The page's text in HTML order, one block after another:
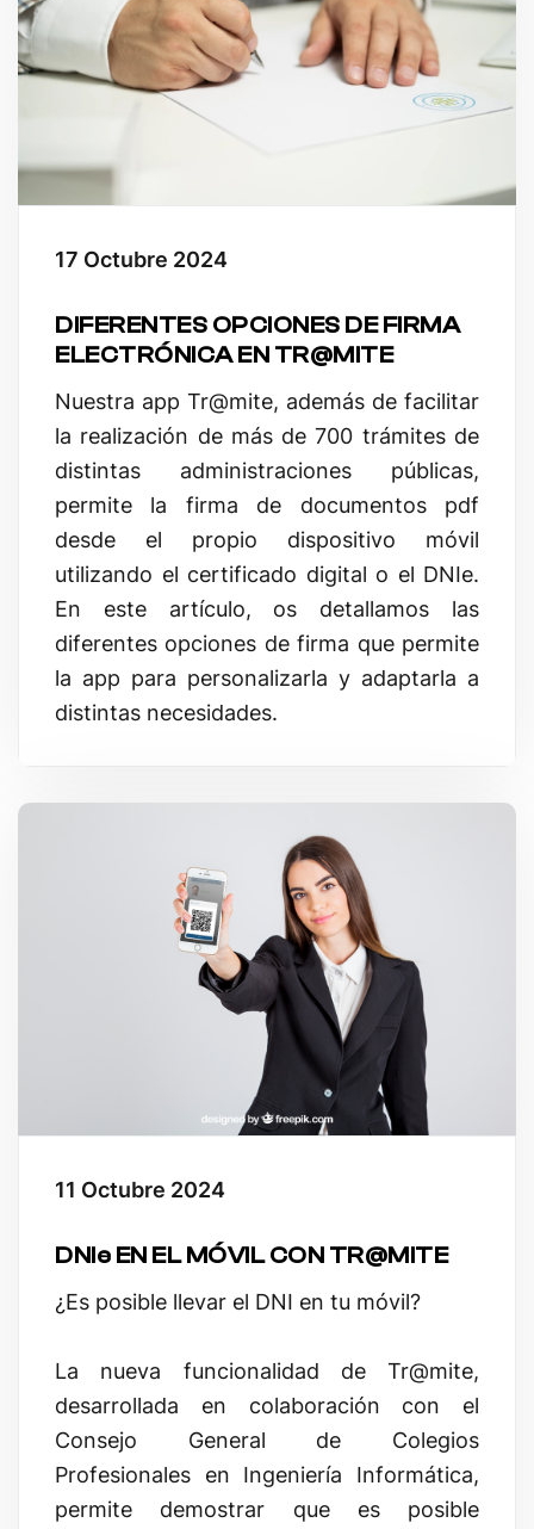
DIFERENTES OPCIONES DE FIRMA
ELECTRÓNICA EN TR@MITE
17 Octubre 2024
Nuestra app Tr@mite, además de facilitar
la realización de más de 700 trámites de
distintas administraciones públicas,
permite la firma de documentos pdf
desde el propio dispositivo móvil
utilizando el certificado digital o el DNIe.
En este artículo, os detallamos las
diferentes opciones de firma que permite
la app para personalizarla y adaptarla a
distintas necesidades.
DNIe EN EL MÓVIL CON TR@MITE
11 Octubre 2024
¿Es posible llevar el DNI en tu móvil?
La nueva funcionalidad de Tr@mite,
desarrollada en colaboración con el
Consejo General de Colegios
Profesionales en Ingeniería Informática,
permite demostrar que es posible